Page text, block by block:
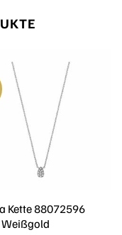
Kette 88072596